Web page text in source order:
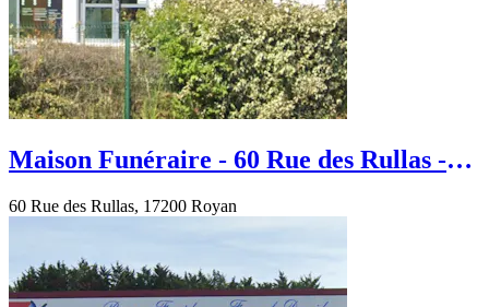
Maison Funéraire - 60 Rue des Rullas -
60 Rue des Rullas, 17200 Royan